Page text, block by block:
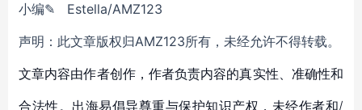
小编✎ Estella/AMZ123
声明：此文章版权归AMZ123所有，未经允许不得转载。
文章内容由作者创作，作者负责内容的真实性、准确性和
合法性。出海易倡导尊重与保护知识产权，未经作者和/